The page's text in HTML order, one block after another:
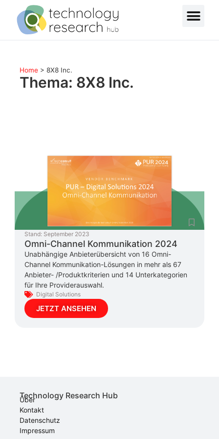
Home > 8X8 Inc.
Thema: 8X8 Inc.
Stand: September 2023
Omni-Channel Kommunikation 2024
Unabhängige Anbieterübersicht von 16 Omni-
Channel Kommunikation-Lösungen in mehr als 67
Anbieter- /Produktkriterien und 14 Unterkategorien
für Ihre Providerauswahl.
Digital Solutions
JETZT ANSEHEN
Technology Research Hub
Über
Kontakt
Datenschutz
Impressum